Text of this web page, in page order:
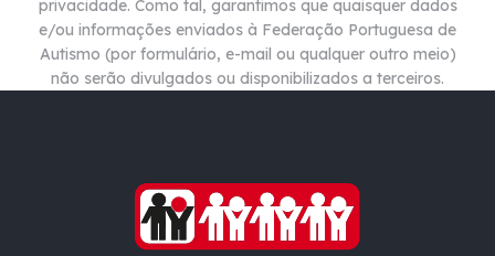
privacidade. Como tal, garantimos que quaisquer dados
e/ou informações enviados à Federação Portuguesa de
Autismo (por formulário, e-mail ou qualquer outro meio)
não serão divulgados ou disponibilizados a terceiros.